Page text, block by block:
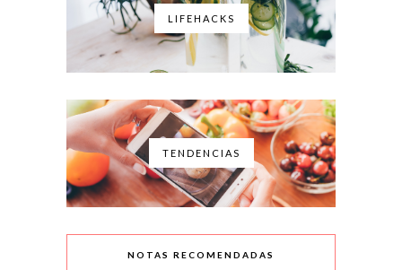
LIFEHACKS
TENDENCIAS
NOTAS RECOMENDADAS